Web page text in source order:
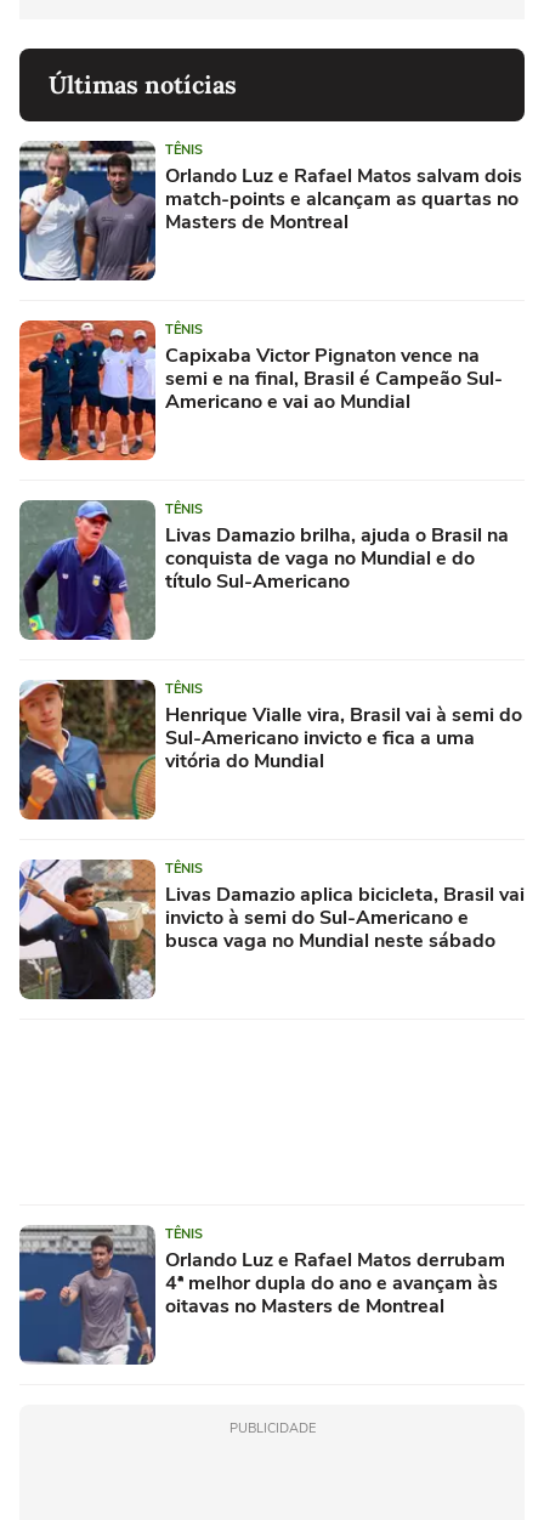
Últimas notícias
TÊNIS
Orlando Luz e Rafael Matos salvam dois
match-points e alcançam as quartas no
Masters de Montreal
TÊNIS
Capixaba Victor Pignaton vence na
semi e na final, Brasil é Campeão Sul-
Americano e vai ao Mundial
TÊNIS
Livas Damazio brilha, ajuda o Brasil na
conquista de vaga no Mundial e do
título Sul-Americano
TÊNIS
Henrique Vialle vira, Brasil vai à semi do
Sul-Americano invicto e fica a uma
vitória do Mundial
TÊNIS
Livas Damazio aplica bicicleta, Brasil vai
invicto à semi do Sul-Americano e
busca vaga no Mundial neste sábado
TÊNIS
Orlando Luz e Rafael Matos derrubam
4ª melhor dupla do ano e avançam às
oitavas no Masters de Montreal
PUBLICIDADE